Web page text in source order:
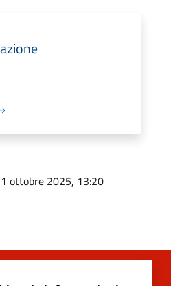
ottobre 2025, 13:20